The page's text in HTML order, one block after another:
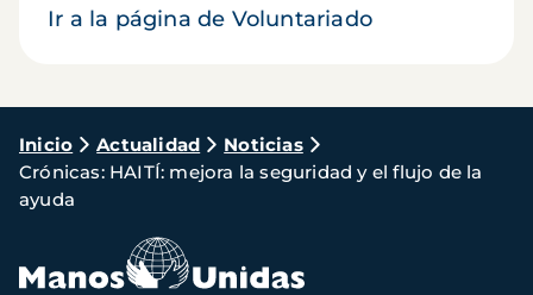
Ir a la página de Voluntariado
Ruta
de
navegación
Inicio Actualidad
Noticias
Crónicas: HAITÍ: mejora la seguridad y el flujo de la
ayuda